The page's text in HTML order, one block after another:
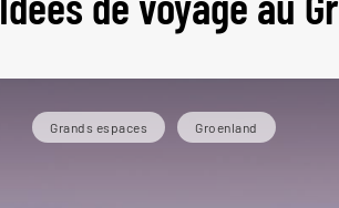
Grands espaces Groenland